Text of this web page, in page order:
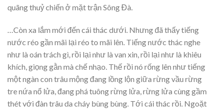
quãng thuỷ chiến ở mặt trận Sông Đà.
…Còn xa lắm mới đến cái thác dưới. Nhưng đã thấy tiếng
nước réo gần mãi lại réo to mãi lên. Tiếng nước thác nghe
như là oán trách gì, rồi lại như là van xin, rồi lại như là khiêu
khích, giọng gằn mà chế nhạo. Thế rồi nó rống lên như tiếng
một ngàn con trâu mộng đang lồng lộn giữa rừng vầu rừng
tre nứa nổ lửa, đang phá tuông rừng lửa, rừng lửa cùng gầm
thét với đàn trâu da cháy bùng bùng. Tới cái thác rồi. Ngoặt